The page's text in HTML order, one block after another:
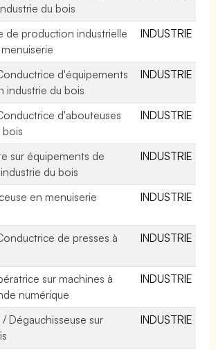
du bois
de production industrielle
INDUSTRIE
d'équipements
industrie du bois
INDUSTRIE
d'abouteuses
bois
INDUSTRIE
sur équipements de
du bois
INDUSTRIE
en menuiserie
INDUSTRIE
de presses à
INDUSTRIE
sur machines à
numérique
INDUSTRIE
Dégauchisseuse sur
INDUSTRIE